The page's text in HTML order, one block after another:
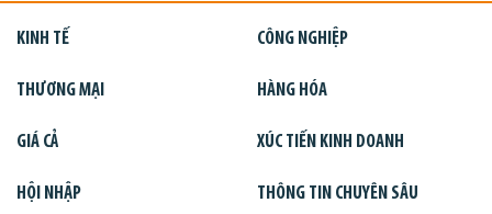
KINH TẾ CÔNG NGHIỆP
THƯƠNG MẠI HÀNG HÓA
GIÁ CẢ XÚC TIẾN KINH DOANH
HỘI NHẬP THÔNG TIN CHUYÊN SÂU